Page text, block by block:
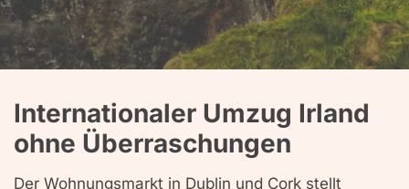
Internationaler Umzug Irland
ohne Überraschungen
Der Wohnungsmarkt in Dublin und Cork stellt